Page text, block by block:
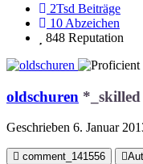
2Tsd Beiträge
10 Abzeichen
848 Reputation
oldschuren *_skilled
Geschrieben 6. Januar
comment_141556